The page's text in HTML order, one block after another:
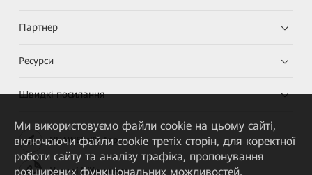
Партнер
Ресурси
Швидкі посилання
HUAWEI eKit App
Huawei HiKnow App
Ми використовуємо файли cookie на цьому сайті,
включаючи файли cookie третіх сторін, для коректної
роботи сайту та аналізу трафіка, пропонування
розширених функціональних можливостей,